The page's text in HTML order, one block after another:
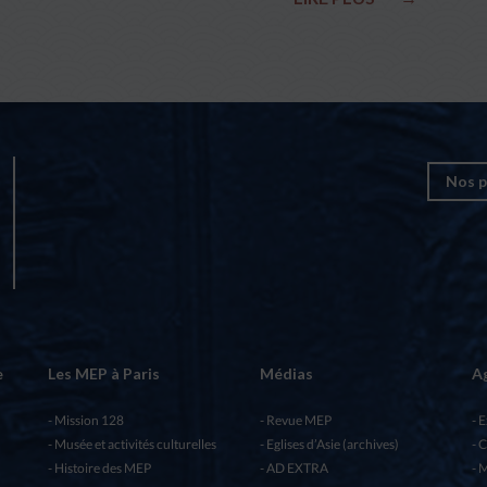
Nos
Les MEP à Paris
Mission 128
Musée et activités culturelles
Histoire des MEP
Médias
Revue MEP
Eglises d’Asie (archives)
AD EXTRA